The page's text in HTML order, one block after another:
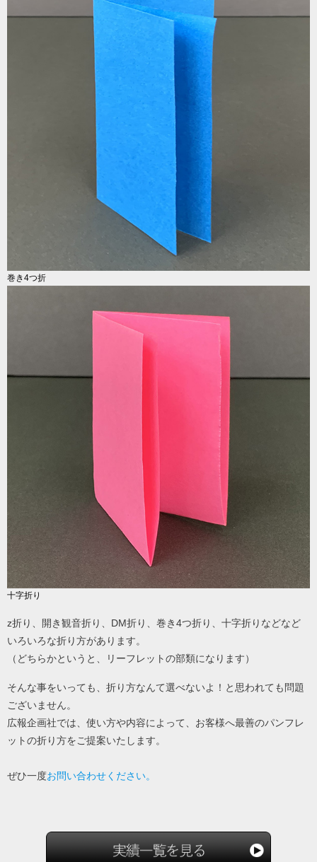
巻き4つ折
十字折り
z折り、開き観音折り、DM折り、巻き4つ折り、十字折りなどなど
いろいろな折り方があります。
（どちらかというと、リーフレットの部類になります）
そんな事をいっても、折り方なんて選べないよ！と思われても問題
ございません。
広報企画社では、使い方や内容によって、お客様へ最善のパンフレ
ットの折り方をご提案いたします。
ぜひ一度お問い合わせください。